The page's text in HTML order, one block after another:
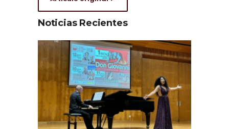
Noticias Recientes